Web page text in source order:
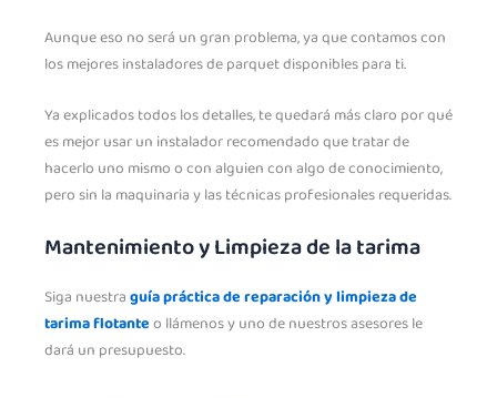
Aunque eso no será un gran problema, ya que contamos con
los mejores instaladores de parquet disponibles para ti.
Ya explicados todos los detalles, te quedará más claro por qué
es mejor usar un instalador recomendado que tratar de
hacerlo uno mismo o con alguien con algo de conocimiento,
pero sin la maquinaria y las técnicas profesionales requeridas.
Mantenimiento y Limpieza de la tarima
Siga nuestraguía práctica de reparación y limpieza de
tarima flotanteo llámenos y uno de nuestros asesores le
dará un presupuesto.